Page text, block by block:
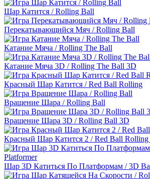
Шар Катится / Rolling Ball
Перекатывающийся Мяч / Rolling Ball
Катание Мяча / Rolling The Ball
Катание Мяча 3D / Rolling The Ball 3D
Красный Шар Катится / Red Ball Rolling
Вращение Шара / Rolling Ball
Вращение Шара 3D / Rolling Ball 3D
Красный Шар Катится 2 / Red Ball Rolling
Шар 3D Катиться По Платформам / 3D